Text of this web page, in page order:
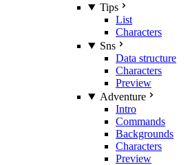
Tips
List
Characters
Sns
Data structure
Characters
Preview
Adventure
Intro
Commands
Backgrounds
Characters
Preview